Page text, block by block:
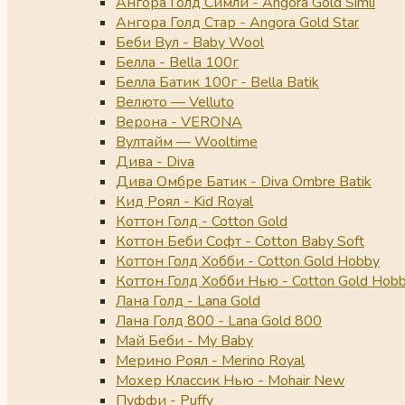
Ангора Голд Стар - Angora Gold Star
Беби Вул - Baby Wool
Белла - Bella 100г
Белла Батик 100г - Bella Batik
Велюто — Velluto
Верона - VERONA
Вултайм — Wooltime
Дива - Diva
Дива Омбре Батик - Diva Ombre Batik
Кид Роял - Kid Royal
Коттон Голд - Cotton Gold
Коттон Беби Софт - Cotton Baby Soft
Коттон Голд Хобби - Cotton Gold Hobby
Коттон Голд Хобби Нью - Cotton Gold
Лана Голд - Lana Gold
Лана Голд 800 - Lana Gold 800
Май Беби - My Baby
Мерино Роял - Merino Royal
Мохер Классик Нью - Mohair New
Пуффи - Puffy